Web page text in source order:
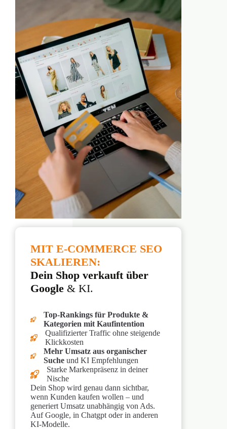
MIT E-COMMERCE SEO
SKALIEREN:
Dein Shop verkauft über
Google & KI.
Top-Rankings für Produkte &
Kategorien mit Kaufintention
Qualifizierter Traffic ohne steigende
Klickkosten
Mehr Umsatz aus organischer
Suche und KI Empfehlungen
Starke Markenpräsenz in deiner
Nische
Dein Shop wird genau dann sichtbar,
wenn Kunden kaufen wollen – und
generiert Umsatz unabhängig von Ads.
Auf Google, in Chatgpt oder in anderen
KI-Modelle.